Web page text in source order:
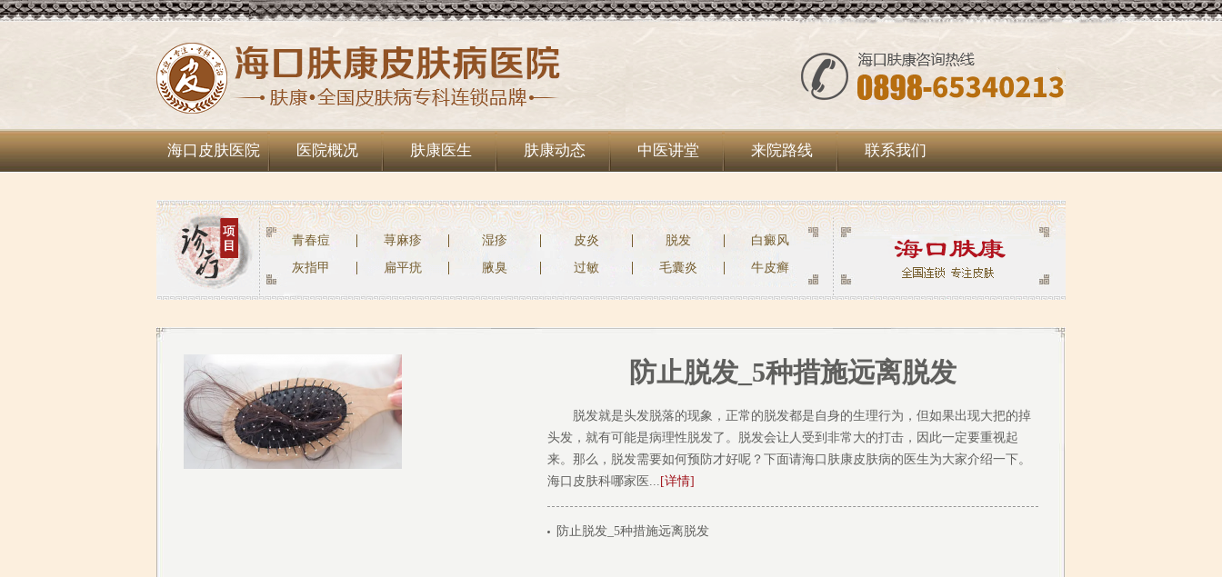
海口皮肤医院 医院概况 肤康医生 肤康动态 中医讲堂 来院路线 联系我们
青春痘 荨麻疹 湿疹 皮炎 脱发
白癜风
灰指甲
扁平疣 腋臭 过敏 毛囊炎 牛皮癣
防止脱发_5种措施远离脱发
脱发就是头发脱落的现象，正常的脱发都是自身的生理行为，但如果出现大把的掉
头发，就有可能是病理性脱发了。脱发会让人受到非常大的打击，因此一定要重视起
来。那么，脱发需要如何预防才好呢？下面请海口肤康皮肤病的医生为大家介绍一下。
海口皮肤科哪家医... [详情]
防止脱发_5种措施远离脱发